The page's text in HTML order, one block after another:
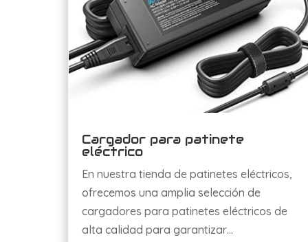
Cargador para patinete
eléctrico
En nuestra tienda de patinetes eléctricos,
ofrecemos una amplia selección de
cargadores para patinetes eléctricos de
alta calidad para garantizar…